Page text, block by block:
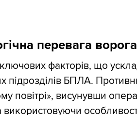
перевага ворога
факторів, що
підрозділів БПЛА.
повітрі», висунувши
використовуючи